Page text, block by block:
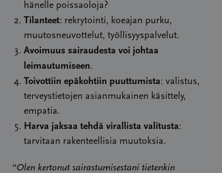
hänelle poissaoloja?
Tilanteet: rekrytointi, koeajan purku,
muutosneuvottelut, työllisyyspalvelut.
Avoimuus sairaudesta voi johtaa
leimautumiseen.
Toivottiin epäkohtiin puuttumista: valistus,
terveystietojen asianmukainen käsittely,
empatia.
Harva jaksaa tehdä virallista valitusta:
tarvitaan rakenteellisia muutoksia.
“Olen kertonut sairastumisestani tietenkin